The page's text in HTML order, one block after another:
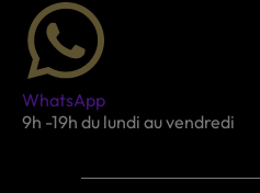
WhatsApp
9h -19h du lundi au vendredi